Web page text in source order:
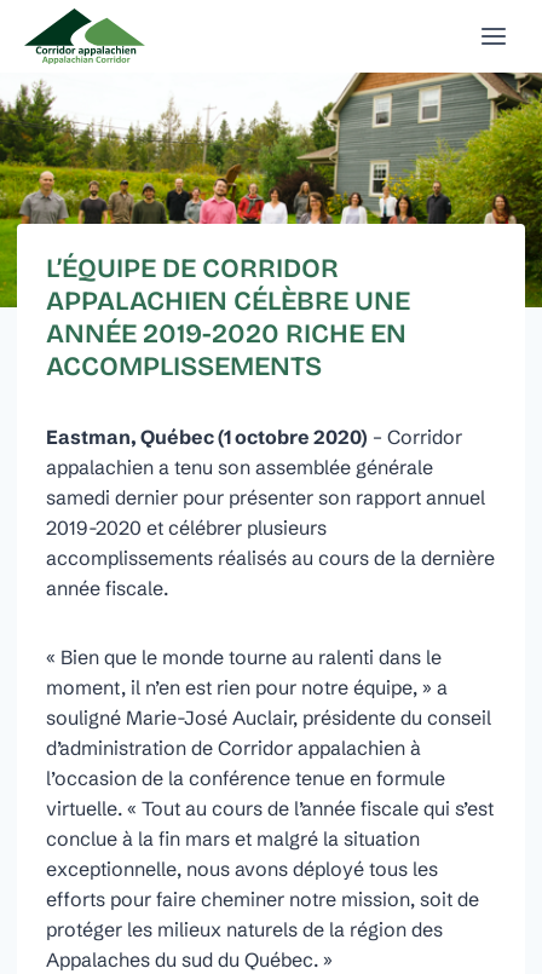
contenu
L’ÉQUIPE DE CORRIDOR
APPALACHIEN CÉLÈBRE UNE
ANNÉE 2019-2020 RICHE EN
ACCOMPLISSEMENTS
Eastman, Québec (1 octobre 2020) – Corridor
appalachien a tenu son assemblée générale
samedi dernier pour présenter son rapport annuel
2019-2020 et célébrer plusieurs
accomplissements réalisés au cours de la dernière
année fiscale.
« Bien que le monde tourne au ralenti dans le
moment, il n’en est rien pour notre équipe, » a
souligné Marie-José Auclair, présidente du conseil
d’administration de Corridor appalachien à
l’occasion de la conférence tenue en formule
virtuelle. « Tout au cours de l’année fiscale qui s’est
conclue à la fin mars et malgré la situation
exceptionnelle, nous avons déployé tous les
efforts pour faire cheminer notre mission, soit de
protéger les milieux naturels de la région des
Appalaches du sud du Québec. »